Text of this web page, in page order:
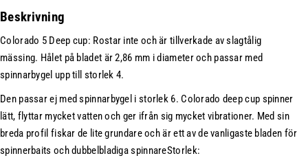
a
n
t
i
t
e
t
f
ö
i
e
t
f
ö
r
C
o
Beskrivning
Colorado 5 Deep cup: Rostar inte och är tillverkade av slagtålig
mässing. Hålet på bladet är 2,86 mm i diameter och passar med
spinnarbygel upp till storlek 4.
Den passar ej med spinnarbygel i storlek 6. Colorado deep cup spinner
lätt, flyttar mycket vatten och ger ifrån sig mycket vibrationer. Med sin
breda profil fiskar de lite grundare och är ett av de vanligaste bladen för
spinnerbaits och dubbelbladiga spinnareStorlek: